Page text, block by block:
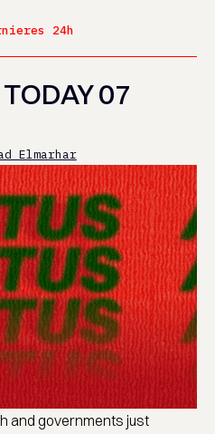
24h
07
Elmarhar
and governments just